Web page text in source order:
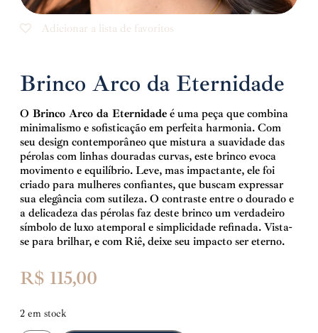
Adicionar a lista de favoritos
Brinco Arco da Eternidade
O Brinco Arco da Eternidade é uma peça que combina
minimalismo e sofisticação em perfeita harmonia. Com
seu design contemporâneo que mistura a suavidade das
pérolas com linhas douradas curvas, este brinco evoca
movimento e equilíbrio. Leve, mas impactante, ele foi
criado para mulheres confiantes, que buscam expressar
sua elegância com sutileza. O contraste entre o dourado e
a delicadeza das pérolas faz deste brinco um verdadeiro
símbolo de luxo atemporal e simplicidade refinada. Vista-
se para brilhar, e com Riê, deixe seu impacto ser eterno.
R$ 115,00
2 em stock